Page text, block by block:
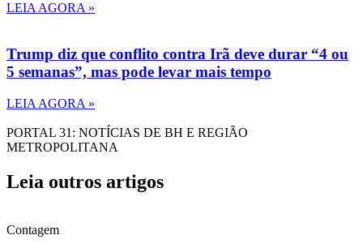
LEIA AGORA »
Trump diz que conflito contra Irã deve durar “4 ou
5 semanas”, mas pode levar mais tempo
LEIA AGORA »
PORTAL 31: NOTÍCIAS DE BH E REGIÃO
METROPOLITANA
Leia outros artigos
Contagem